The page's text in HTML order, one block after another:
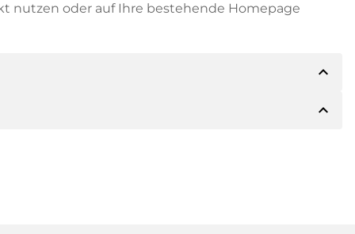
nutzen oder auf Ihre bestehende Homepage
expand_less
der Zahlung mitteilen. Der Inhaber wird Ihnen
expand_less